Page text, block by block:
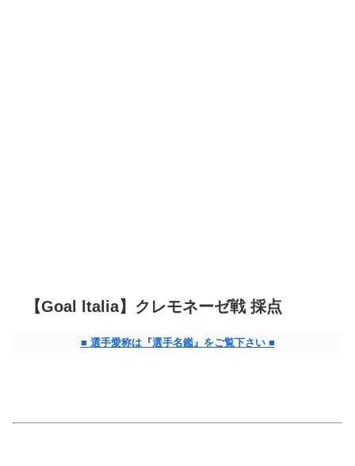
【Goal ltalia】クレモネーゼ戦 採点
■ 選手愛称は『選手名鑑』をご覧下さい ■